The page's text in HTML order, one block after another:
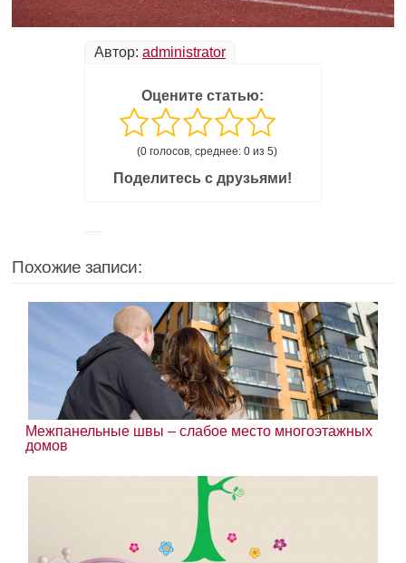
Автор: administrator
Оцените статью:
(0 голосов, среднее: 0 из 5)
Поделитесь с друзьями!
Похожие записи:
Межпанельные швы – слабое место многоэтажных
домов